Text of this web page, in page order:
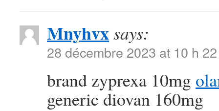
Mnyhvxsays:
28 décembre 2023 at 10 h
brand zyprexa 10mg
generic diovan 160mg